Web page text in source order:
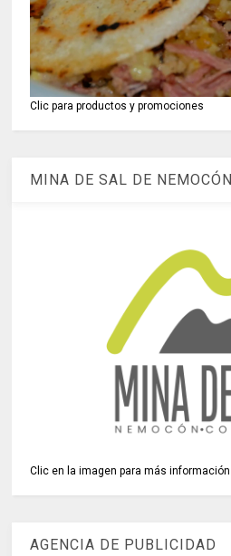
Clic para productos y promociones
MINA DE SAL DE NEMOCÓN
Clic en la imagen para más información
AGENCIA DE PUBLICIDAD